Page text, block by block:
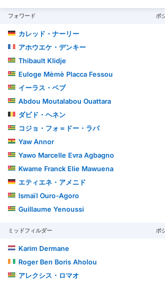
フォワード ポ
カレッド・ナーリー
アホウエケ・デンキー
Thibault Klidje
Euloge Mèmè Placca Fessou
イーラス・ベブ
Abdou Moutalabou Ouattara
ダビド・ヘネン
コジョ・フォ＝ドー・ラバ
Yaw Annor
Yawo Marcelle Evra Agbagno
Kwame Franck Elie Mawuena
エティエネ・アメニド
Ismaïl Ouro-Agoro
Guillaume Yenoussi
ミッドフィルダー ポ
Karim Dermane
Roger Ben Boris Aholou
アレクシス・ロマオ